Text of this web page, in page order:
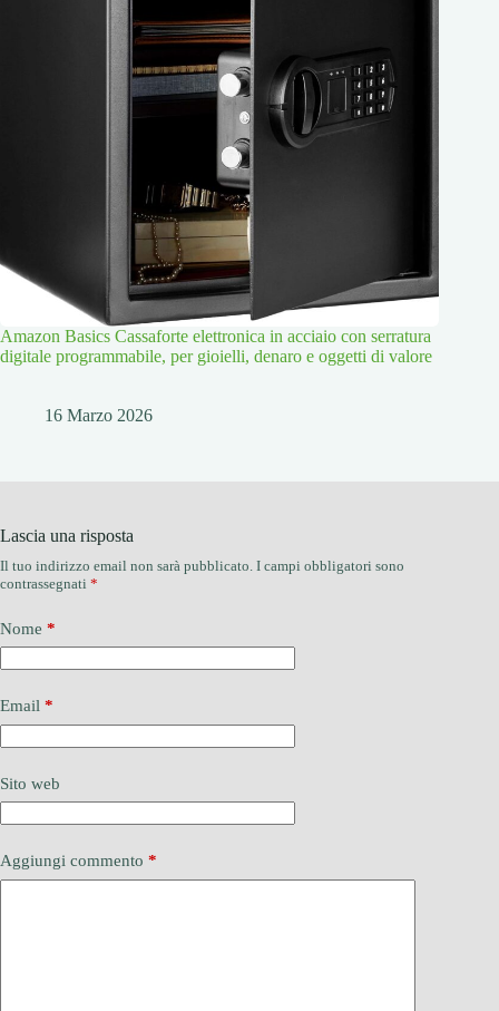
Amazon Basics Cassaforte elettronica in acciaio con serratura
digitale programmabile, per gioielli, denaro e oggetti di valore
16 Marzo 2026
Lascia una risposta
Il tuo indirizzo email non sarà pubblicato. I campi obbligatori sono
contrassegnati *
Nome *
Email *
Sito web
Aggiungi commento *